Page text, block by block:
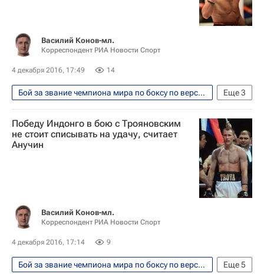
Василий Конов-мл.
Корреспондент РИА Новости Спорт
4 декабря 2016, 17:49 14
Еще3
Бой за звание чемпиона мира по боксу по версиям WBA и IBF между россиянами Денисом Лебедевым и Муратом Гассиевым прошел 3 декабря 2016
Единоборства
Спорт
Эдуард Трояновский
Победу Индонго в бою с Трояновским
не стоит списывать на удачу, считает
Анучин
Василий Конов-мл.
Корреспондент РИА Новости Спорт
4 декабря 2016, 17:14 9
Еще5
Бой за звание чемпиона мира по боксу по версиям WBA и IBF между россиянами Денисом Лебедевым и Муратом Гассиевым прошел 3 декабря 2016